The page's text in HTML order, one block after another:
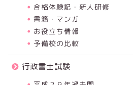
合格体験記・新人研修
書籍・マンガ
お役立ち情報
予備校の比較
行政書士試験